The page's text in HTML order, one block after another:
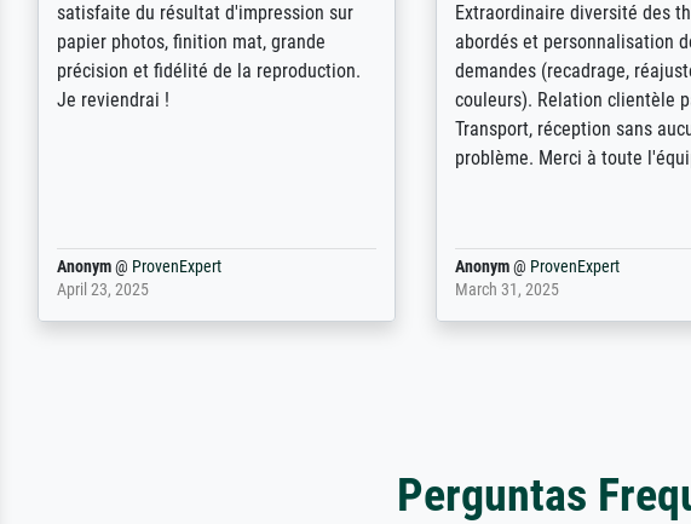
positief. Door de 69505 beschikbare
kunstenaars scrollen is echter
onbegonnen werk (na stoppen begint
het weer van voor af aan). Als er naar
Waarom duidt u ...
philip@ProvenExpert
September 23, 2025
erstaunt. Diese Drucke haben
Erwartungen übertroffen.
der Ablauf der Bestellung.
Kompliment.
Anonym@ ProvenExpert
April 20, 2025
Perguntas